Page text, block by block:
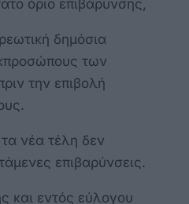
όριο επιβάρυνσης,
δημόσια
των
την επιβολή
νέα τέλη δεν
επιβαρύνσεις.
και εντός εύλογου